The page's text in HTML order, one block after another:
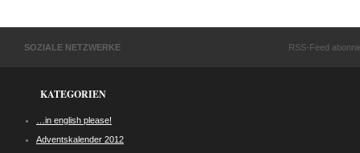
SOZIALE NETZWERKE RSS-Feed
KATEGORIEN
…in english please!
Adventskalender 2012